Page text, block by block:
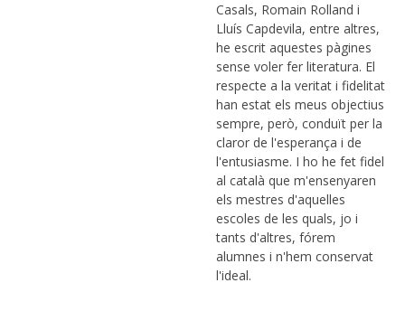
Casals, Romain Rolland i
Lluís Capdevila, entre altres,
he escrit aquestes pàgines
sense voler fer literatura. El
respecte a la veritat i fidelitat
han estat els meus objectius
sempre, però, conduït per la
claror de l'esperança i de
l'entusiasme. I ho he fet fidel
al català que m'ensenyaren
els mestres d'aquelles
escoles de les quals, jo i
tants d'altres, fórem
alumnes i n'hem conservat
l'ideal.